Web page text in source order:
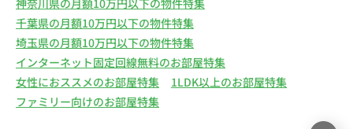
神奈川県の月額10万円以下の物件特集
千葉県の月額10万円以下の物件特集
埼玉県の月額10万円以下の物件特集
インターネット固定回線無料のお部屋特集
女性におススメのお部屋特集
1LDK以上のお部屋特集
ファミリー向けのお部屋特集